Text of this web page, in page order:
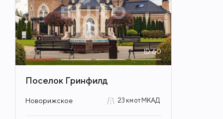
ID60
Поселок Гринфилд
Новорижское 23 км от МКАД